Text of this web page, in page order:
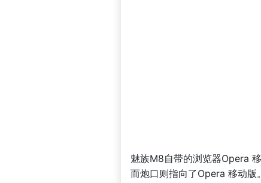
魅族M8自带的浏览器Opera
而炮口则指向了Opera 移动版。